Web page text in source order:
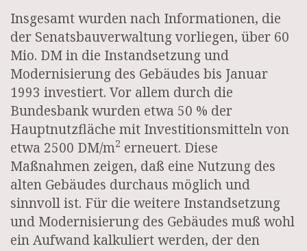
Insgesamt wurden nach Informationen, die
der Senatsbauverwaltung vorliegen, über 60
Mio. DM in die Instandsetzung und
Modernisierung des Gebäudes bis Januar
1993 investiert. Vor allem durch die
Bundesbank wurden etwa 50 % der
Hauptnutzfläche mit Investitionsmitteln von
etwa 2500 DM/m2 erneuert. Diese
Maßnahmen zeigen, daß eine Nutzung des
alten Gebäudes durchaus möglich und
sinnvoll ist. Für die weitere Instandsetzung
und Modernisierung des Gebäudes muß wohl
ein Aufwand kalkuliert werden, der den